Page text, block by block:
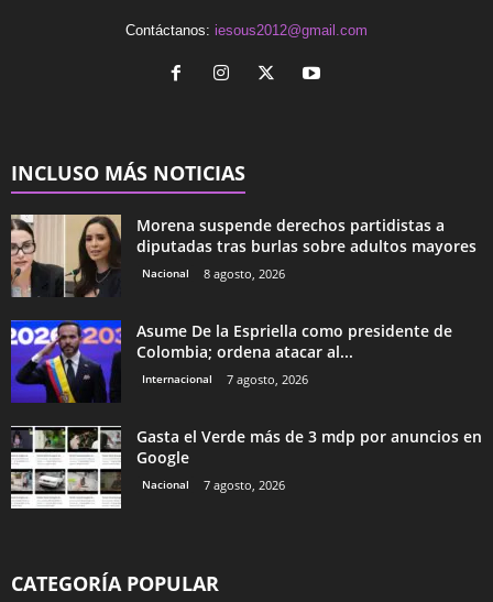
Contáctanos: iesous2012@gmail.com
INCLUSO MÁS NOTICIAS
Morena suspende derechos partidistas a
diputadas tras burlas sobre adultos mayores
Nacional 8 agosto, 2026
Asume De la Espriella como presidente de
Colombia; ordena atacar al...
Internacional 7 agosto, 2026
Gasta el Verde más de 3 mdp por anuncios en
Google
Nacional 7 agosto, 2026
CATEGORÍA POPULAR